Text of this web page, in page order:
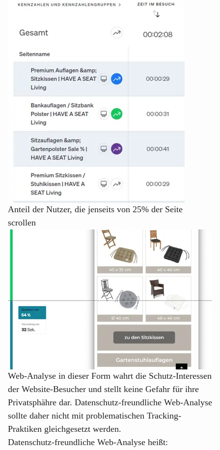
Anteil der Nutzer, die jenseits von 25% der Seite
scrollen
Web-Analyse in dieser Form wahrt die Schutz-Interessen
der Website-Besucher und stellt keine Gefahr für ihre
Privatsphähre dar. Datenschutz-freundliche Web-Analyse
sollte daher nicht mit problematischen Tracking-
Praktiken gleichgesetzt werden.
Datenschutz-freundliche Web-Analyse heißt: